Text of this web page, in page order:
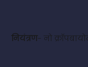
नियंत्रण- नो